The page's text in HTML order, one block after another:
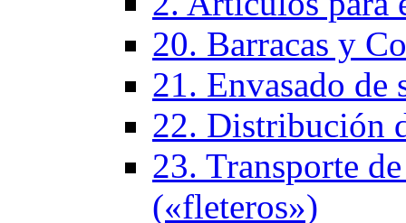
20. Barracas y
21. Envasado de
22. Distribución
23. Transporte
(«fleteros»)